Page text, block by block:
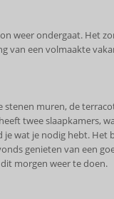
weer ondergaat. Het
van een volmaakte
muren, de
twee slaapkamers,
wat je nodig hebt.
genieten van een
morgen weer te doen.